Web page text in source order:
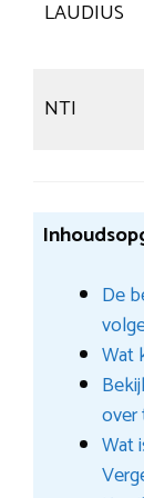
LAUDIUS
NTI
De
Wat
over
Wat